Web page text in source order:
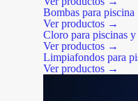
Bombas para piscina
Ver productos →
Cloro para piscinas
Ver productos →
Limpiafondos para
Ver productos →